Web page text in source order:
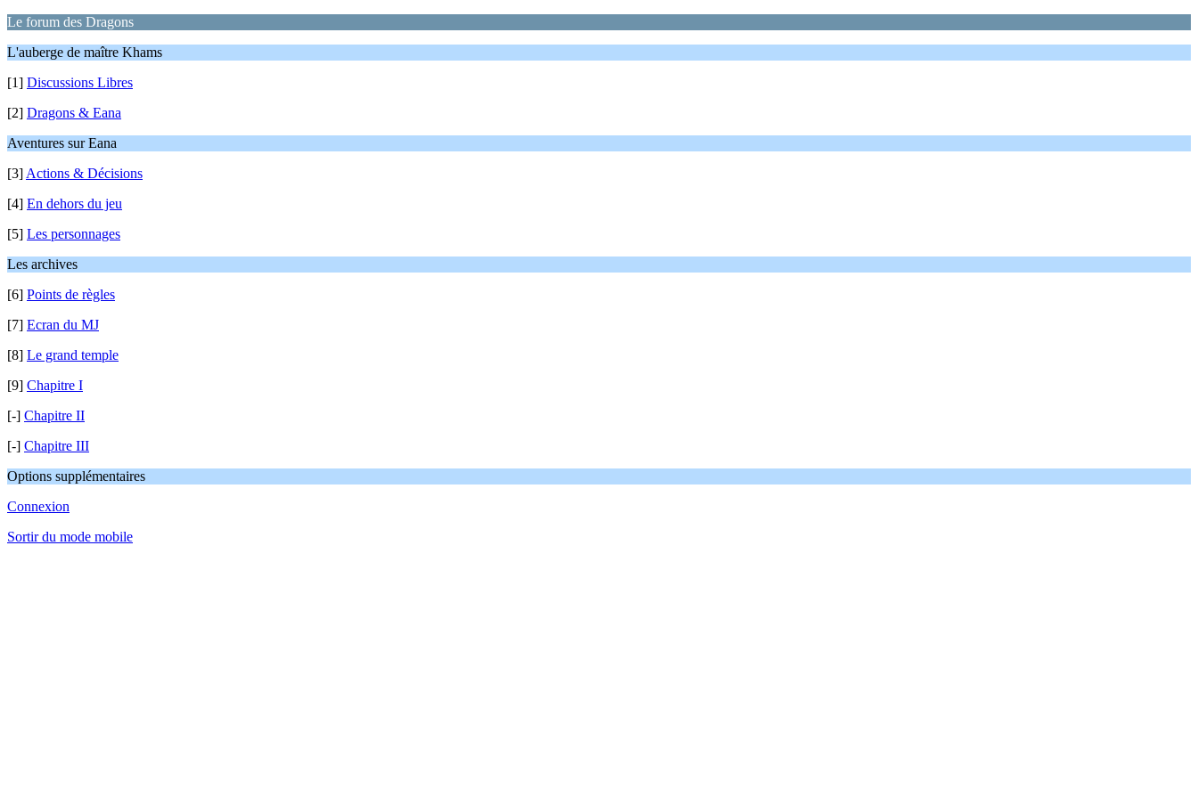
Le forum des Dragons
L'auberge de maître Khams
[1] Discussions Libres
[2] Dragons & Eana
Aventures sur Eana
[3] Actions & Décisions
[4] En dehors du jeu
[5] Les personnages
Les archives
[6] Points de règles
[7] Ecran du MJ
[8] Le grand temple
[9] Chapitre I
[-] Chapitre II
[-] Chapitre III
Options supplémentaires
Connexion
Sortir du mode mobile